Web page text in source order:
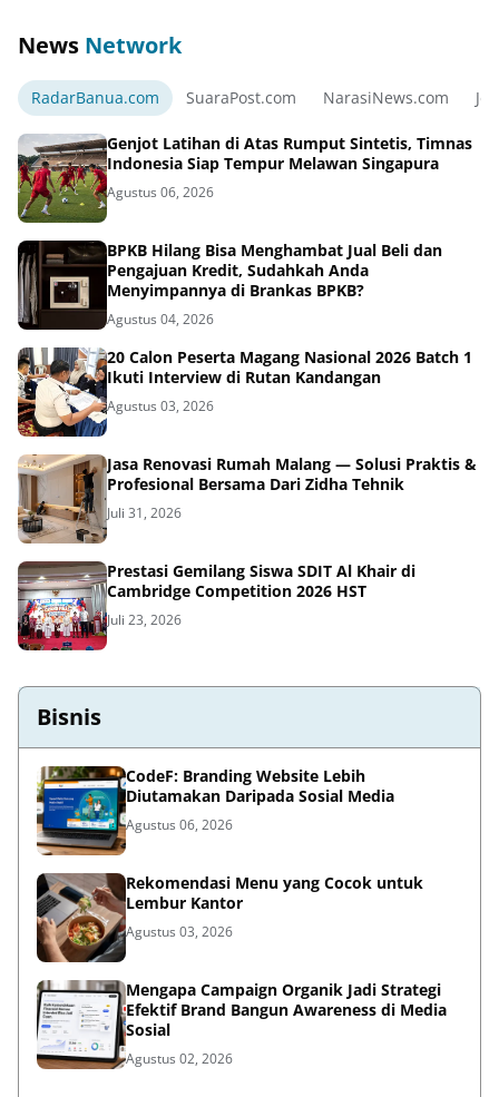
News Network
RadarBanua.com SuaraPost.com NarasiNews.com
Genjot Latihan di Atas Rumput Sintetis, Timnas
Indonesia Siap Tempur Melawan Singapura
Agustus 06, 2026
BPKB Hilang Bisa Menghambat Jual Beli dan
Pengajuan Kredit, Sudahkah Anda
Menyimpannya di Brankas BPKB?
Agustus 04, 2026
20 Calon Peserta Magang Nasional 2026 Batch 1
Ikuti Interview di Rutan Kandangan
Agustus 03, 2026
Jasa Renovasi Rumah Malang — Solusi Praktis &
Profesional Bersama Dari Zidha Tehnik
Juli 31, 2026
Prestasi Gemilang Siswa SDIT Al Khair di
Cambridge Competition 2026 HST
Juli 23, 2026
Bisnis
CodeF: Branding Website Lebih
Diutamakan Daripada Sosial Media
Agustus 06, 2026
Rekomendasi Menu yang Cocok untuk
Lembur Kantor
Agustus 03, 2026
Mengapa Campaign Organik Jadi Strategi
Efektif Brand Bangun Awareness di Media
Sosial
Agustus 02, 2026